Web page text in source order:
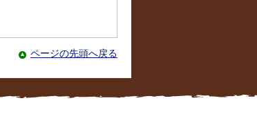
ページの先頭へ戻る